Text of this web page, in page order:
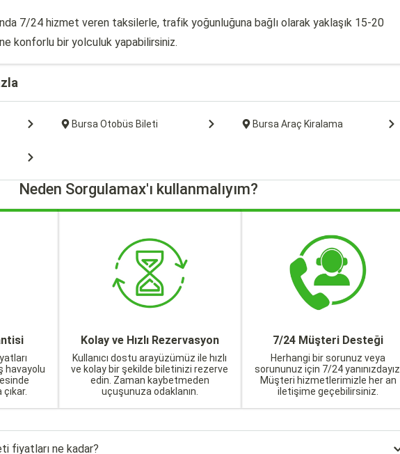
7/24 hizmet veren taksilerle, trafik yoğunluğuna bağlı olarak yaklaşık 15-20
konforlu bir yolculuk yapabilirsiniz.
Bursa Otobüs Bileti Bursa Araç Kiralama
Neden Sorgulamax'ı kullanmalıyım?
havayolu
Kolay ve Hızlı Rezervasyon
Kullanıcı dostu arayüzümüz ile hızlı
ve kolay bir şekilde biletinizi rezerve
edin. Zaman kaybetmeden
uçuşunuza odaklanın.
7/24 Müşteri Desteği
Herhangi bir sorunuz veya
sorununuz için 7/24 yanınızdayız.
Müşteri hizmetlerimizle her an
iletişime geçebilirsiniz.
fiyatları ne kadar?